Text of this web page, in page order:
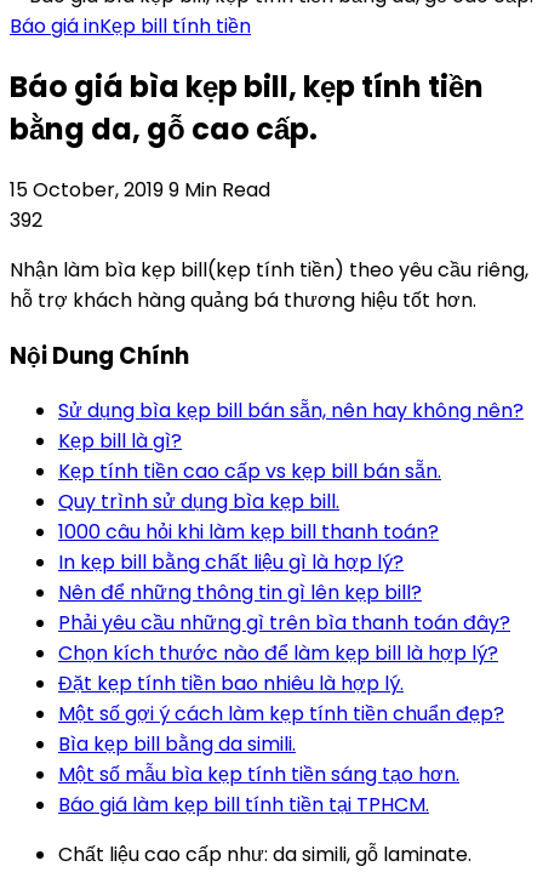
Báo giá inKẹp bill tính tiền
Báo giá bìa kẹp bill, kẹp tính tiền
bằng da, gỗ cao cấp.
15 October, 20199 Min Read
392
Nhận làm bìa kẹp bill(kẹp tính tiền) theo yêu cầu riêng,
hỗ trợ khách hàng quảng bá thương hiệu tốt hơn.
Nội Dung Chính
Sử dụng bìa kẹp bill bán sẵn, nên hay không nên?
Kẹp bill là gì?
Kẹp tính tiền cao cấp vs kẹp bill bán sẵn.
Quy trình sử dụng bìa kẹp bill.
1000 câu hỏi khi làm kẹp bill thanh toán?
In kẹp bill bằng chất liệu gì là hợp lý?
Nên để những thông tin gì lên kẹp bill?
Phải yêu cầu những gì trên bìa thanh toán đây?
Chọn kích thước nào để làm kẹp bill là hợp lý?
Đặt kẹp tính tiền bao nhiêu là hợp lý.
Một số gợi ý cách làm kẹp tính tiền chuẩn đẹp?
Bìa kẹp bill bằng da simili.
Một số mẫu bìa kẹp tính tiền sáng tạo hơn.
Báo giá làm kẹp bill tính tiền tại TPHCM.
Chất liệu cao cấp như: da simili, gỗ laminate.